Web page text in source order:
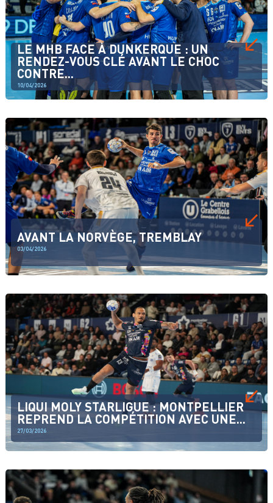
LE MHB FACE À DUNKERQUE : UN
RENDEZ-VOUS CLÉ AVANT LE CHOC
CONTRE...
10/04/2026
AVANT LA NORVÈGE, TREMBLAY
03/04/2026
LIQUI MOLY STARLIGUE : MONTPELLIER
REPREND LA COMPÉTITION AVEC UNE...
27/03/2026